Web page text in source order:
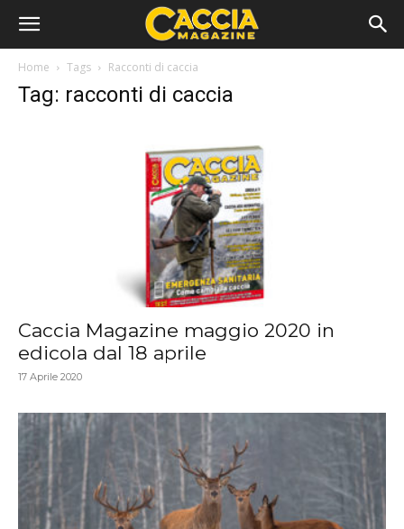
Home Tags Racconti di caccia
Tag: racconti di caccia
Caccia Magazine maggio 2020 in
edicola dal 18 aprile
17 Aprile 2020